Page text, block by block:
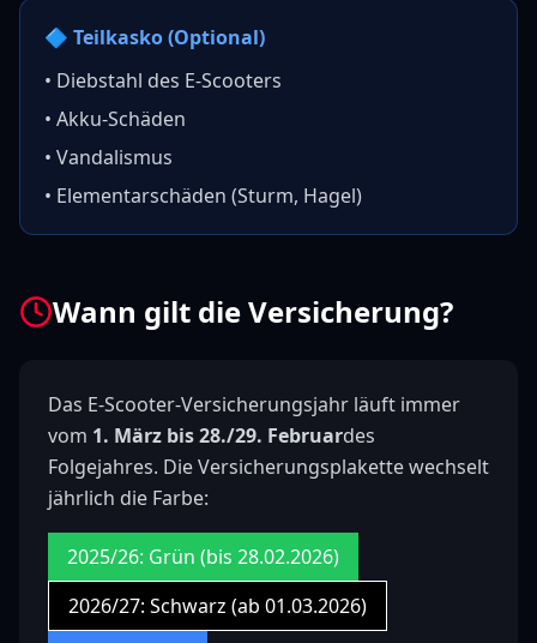
🔷 Teilkasko (Optional)
• Diebstahl des E-Scooters
• Akku-Schäden
• Vandalismus
• Elementarschäden (Sturm, Hagel)
Wann gilt die Versicherung?
Das E-Scooter-Versicherungsjahr läuft immer
vom 1. März bis 28./29. Februardes
Folgejahres. Die Versicherungsplakette wechselt
jährlich die Farbe:
2025/26: Grün (bis 28.02.2026)
2026/27: Schwarz (ab 01.03.2026)